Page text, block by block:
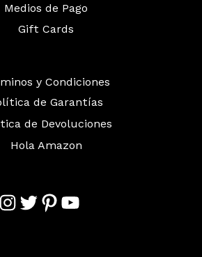
Medios de Pago
Gift Cards
y Condiciones
de Garantías
de Devoluciones
Hola Amazon
Facebook
Instagram
Twitter
Pinterest